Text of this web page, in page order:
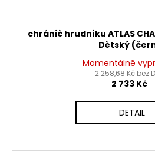
chránič hrudníku ATLAS
Dětský
Momentálně
2 258,68 Kč bez
2 733 Kč
DETAIL